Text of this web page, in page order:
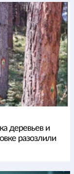
деревьев и
разозлили